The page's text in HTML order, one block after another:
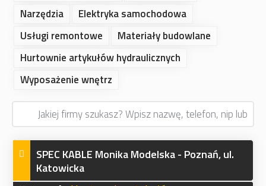
Narzędzia
Elektryka samochodowa
Usługi remontowe
Materiały budowlane
Hurtownie artykułów hydraulicznych
Wyposażenie wnętrz
SPEC KABLE Monika Modelska - Poznań, ul.
Katowicka